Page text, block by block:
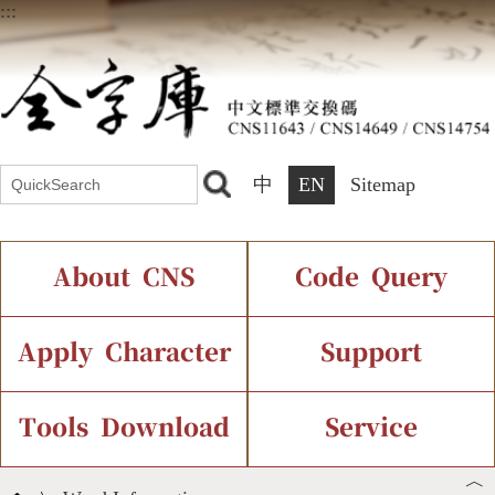
:::
中 EN Sitemap
About CNS
Introduction Current Status
Chinese Code Status
Code Query
IDS Query
Components Query
Apply Character
Application Process
Support
Font Instant Display
Tools Download Service
︿